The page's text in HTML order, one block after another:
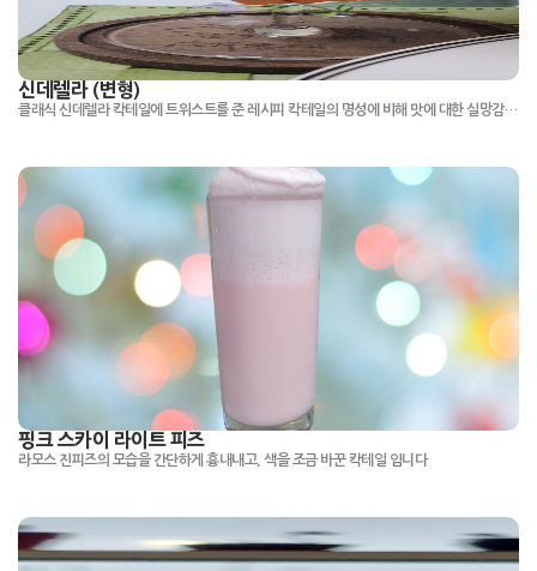
신데렐라 (변형)
클래식 신데렐라 칵테일에 트위스트를 준 레시피 칵테일의 명성에 비해 맛에 대한 실망감을 표현한 고객님들의 피드백을 반영해 개발해본 레시피.
핑크 스카이 라이트 피즈
라모스 진피즈의 모습을 간단하게 흉내내고, 색을 조금 바꾼 칵테일 입니다